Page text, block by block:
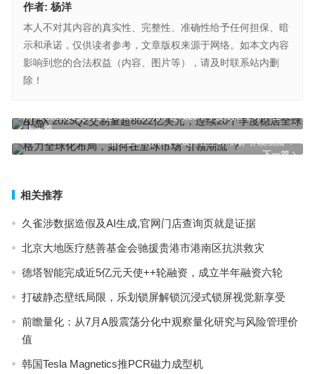
作者: 杨洋
本人不对其内容的真实性、完整性、准确性给予任何担保、暗
示和承诺，仅供读者参考，文章版权来源于网络。如本文内容
影响到您的合法权益（内容、图片等），请及时联系站内删
除！
上一篇
ATFX 2025Q2交易量超8622亿美元，连续20个季度稳居全球十强
下一篇
格力全球化布局，如何在全球市场“引领潮流”？
相关推荐
久雀涉数据造假及AI生成,官网门店查询页就是证据
北京大地医疗慈善基金会驰援贵港市港南区抗洪救灾
德塔智能完成近5亿元天使++轮融资，成立半年融资六轮
打破静态壁纸局限，乐划锁屏解锁沉浸式锁屏视觉新享受
前瞻量化：从7月A股震荡分化中观察量化研究与风险管理价
值
韩国Tesla Magnetics推PCR磁力成型机